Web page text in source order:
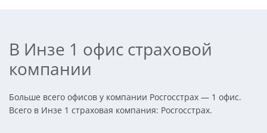
В Инзе 1 офис страховой
компании
Больше всего офисов у компании Росгосстрах — 1 офис.
Всего в Инзе 1 страховая компания: Росгосстрах.